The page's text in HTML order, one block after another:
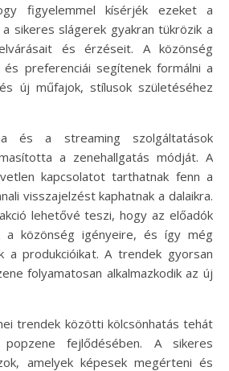
figyelemmel kísérjék ezeket a
sikeres slágerek gyakran tükrözik a
és érzéseit. A közönség
és preferenciái segítenek formálni a
új műfajok, stílusok születéséhez
és a streaming szolgáltatások
a zenehallgatás módját. A
kapcsolatot tarthatnak fenn a
visszajelzést kaphatnak a dalaikra.
lehetővé teszi, hogy az előadók
a közönség igényeire, és így még
a produkcióikat. A trendek gyorsan
folyamatosan alkalmazkodik az új
trendek közötti kölcsönhatás tehát
fejlődésében. A sikeres
amelyek képesek megérteni és